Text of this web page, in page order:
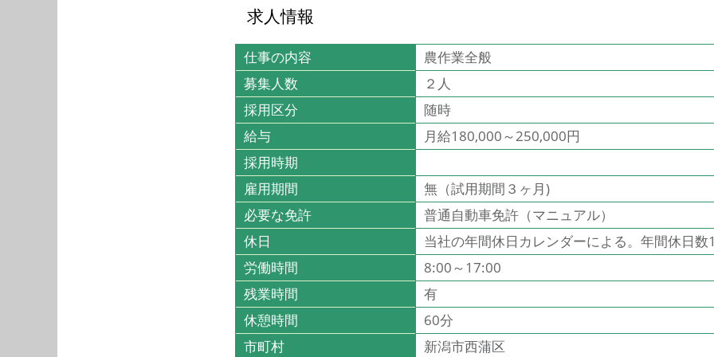
求人情報
仕事の内容
農作業全般
募集人数
２人
採用区分
随時
給与
月給180,000～250,000円
採用時期
雇用期間
無（試用期間３ヶ月)
必要な免許
普通自動車免許（マニュアル）
休日
当社の年間休日カレンダーによる。年間休日数
労働時間
8:00～17:00
残業時間
有
休憩時間
60分
市町村
新潟市西蒲区